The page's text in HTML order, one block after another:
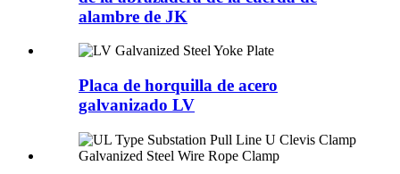
alambre de JK
Placa de horquilla de acero
galvanizado LV